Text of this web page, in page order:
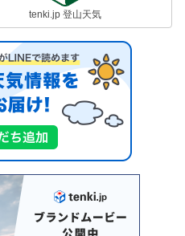
tenki.jp 登山天気